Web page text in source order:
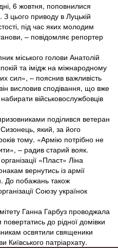
6 жовтня, поповнилися
цього приводу в Луцькій
під час яких молодим
– повідомляє репортер
міського голови Анатолій
та імідж на міжнародному
сил», – пояснив важливість
висловив сподівання, що вже
військовослужбовців
поділився ветеран
Сизонець, який, за його
тому. «Армію потрібно не
– радив старий вояк.
«Пласт» Ліна
вернутись із армії
До побажань також
Союзу українок
Ганна Гарбуз проводжала
до рідної домівки
освятили священики
Київського патріархату.